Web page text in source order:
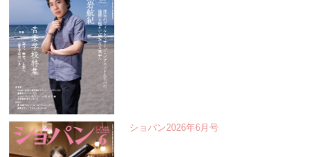
ショパン2026年6月号